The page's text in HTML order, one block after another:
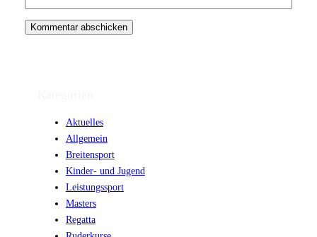
Aktuelles
Allgemein
Breitensport
Kinder- und Jugend
Leistungssport
Masters
Regatta